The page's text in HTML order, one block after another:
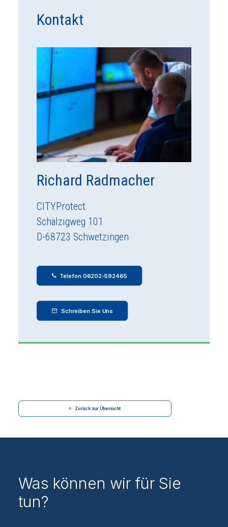
Kontakt
Richard Radmacher
CITYProtect
Schälzigweg 101
D-68723 Schwetzingen
Telefon 06202-592465
Schreiben Sie Uns
Zurück zur Übersicht
Was können wir für Sie
tun?